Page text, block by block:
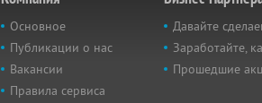
Основное
Публикации о нас
Вакансии
Правила сервиса
Давайте
Заработайте,
Прошедшие